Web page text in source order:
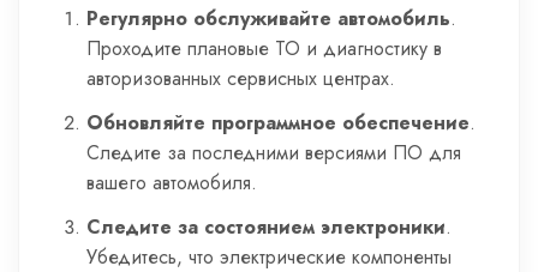
Регулярно обслуживайте автомобиль.
Проходите плановые ТО и диагностику в
авторизованных сервисных центрах.
Обновляйте программное обеспечение.
Следите за последними версиями ПО для
вашего автомобиля.
Следите за состоянием электроники.
Убедитесь, что электрические компоненты